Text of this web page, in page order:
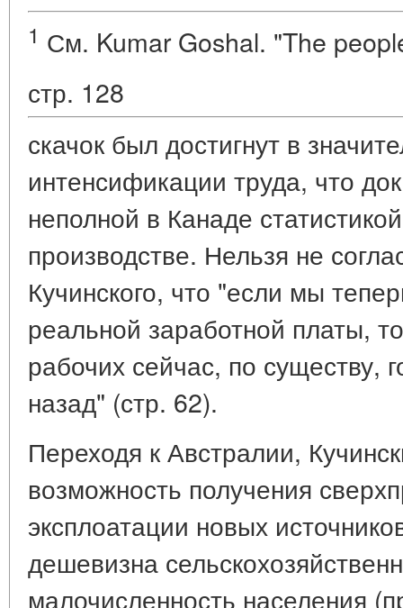
1 См. Kumar Goshal. "The
стр. 128
скачок был достигнут в
интенсификации труда, что
неполной в Канаде
производстве. Нельзя не
Кучинского, что "если мы
реальной заработной платы,
рабочих сейчас, по существу,
назад" (стр. 62).
Переходя к Австралии,
возможность получения
эксплоатации новых
дешевизна
малочисленность населения